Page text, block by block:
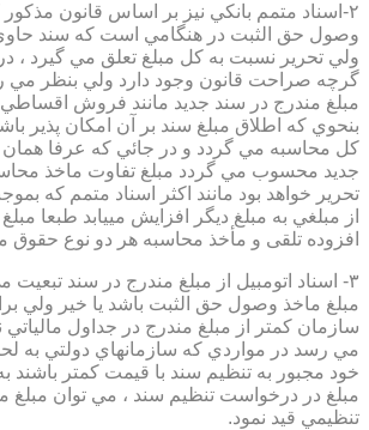
۲-اسناد متمم بانكي نيز بر اساس قانون
وصول حق الثبت در هنگامي است كه سند
ولي تحرير نسبت به كل مبلغ تعلق مي گيرد ، در
گرچه صراحت قانون وجود دارد ولي بنظر مي
مبلغ مندرج در سند جديد مانند فروش
بنحوي كه اطلاق مبلغ سند بر آن امكان پذير
كل محاسبه مي گردد و در جائي كه عرفا همان
جديد محسوب مي گردد مبلغ تفاوت ماخذ
تحرير خواهد بود مانند اكثر اسناد متمم كه
از مبلغي به مبلغ ديگر افزايش مييابد طبعا
افزوده تلقی و مأخذ محاسبه هر دو نوع حقوق
۳- اسناد اتومبيل از مبلغ مندرج در سند تبعيت
مبلغ ماخذ وصول حق الثبت باشد يا خير ولي
سازمان كمتر از مبلغ مندرج در جداول مالياتي
مي رسد در مواردي كه سازمانهاي دولتي به
خود مجبور به تنظيم سند با قيمت كمتر باشند
مبلغ در درخواست تنظيم سند ، مي توان مبلغ
تنظيمي قيد نمود.